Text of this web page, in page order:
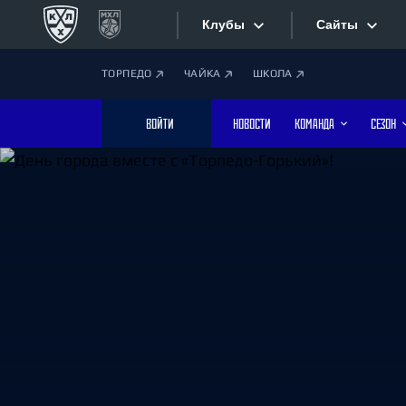
Клубы
Дивизион Боброва
Лада
Сайты
ТОРПЕДО ЧАЙКА ШКОЛА
ВОЙТИ НОВОСТИ КОМАНДА СЕЗОН